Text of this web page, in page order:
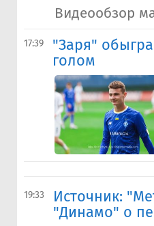
Видеообзор
17:39
"Заря"
голом
19:33
Источник:
"Динамо" о